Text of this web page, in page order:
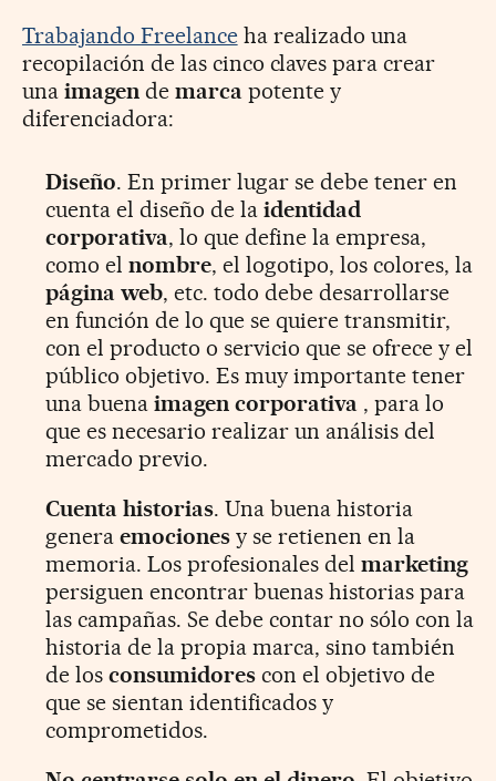
Trabajando Freelanceha realizado una
recopilación de las cinco claves para crear
una imagen de marca potente y
diferenciadora:
Diseño. En primer lugar se debe tener en
cuenta el diseño de la identidad
corporativa, lo que define la empresa,
como el nombre, el logotipo, los colores, la
página web, etc. todo debe desarrollarse
en función de lo que se quiere transmitir,
con el producto o servicio que se ofrece y el
público objetivo. Es muy importante tener
una buena imagen corporativa , para lo
que es necesario realizar un análisis del
mercado previo.
Cuenta historias. Una buena historia
genera emociones y se retienen en la
memoria. Los profesionales del marketing
persiguen encontrar buenas historias para
las campañas. Se debe contar no sólo con la
historia de la propia marca, sino también
de los consumidores con el objetivo de
que se sientan identificados y
comprometidos.